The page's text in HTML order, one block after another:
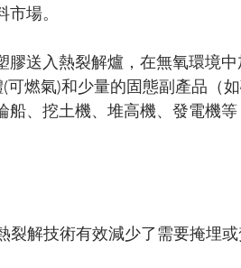
場。
送入熱裂解爐，在無氧環境中
可燃氣)和少量的固態副產品（
、挖土機、堆高機、發電機
裂解技術有效減少了需要掩埋